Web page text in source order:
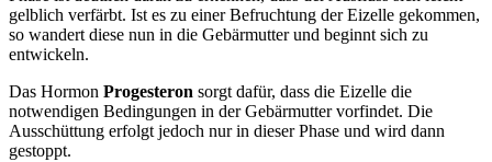
gelblich verfärbt. Ist es zu einer Befruchtung der Eizelle gekommen,
so wandert diese nun in die Gebärmutter und beginnt sich zu
entwickeln.
Das Hormon Progesteron sorgt dafür, dass die Eizelle die
notwendigen Bedingungen in der Gebärmutter vorfindet. Die
Ausschüttung erfolgt jedoch nur in dieser Phase und wird dann
gestoppt.